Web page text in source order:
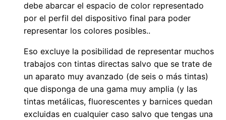
debe abarcar el espacio de color representado
por el perfil del dispositivo final para poder
representar los colores posibles..
Eso excluye la posibilidad de representar muchos
trabajos con tintas directas salvo que se trate de
un aparato muy avanzado (de seis o más tintas)
que disponga de una gama muy amplia (y las
tintas metálicas, fluorescentes y barnices quedan
excluidas en cualquier caso salvo que tengas una